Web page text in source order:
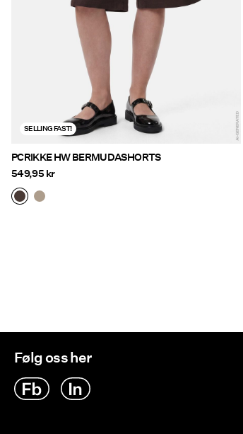
SELLING FAST!
PCRIKKE HW BERMUDASHORTS
549,95 kr
Følg oss her